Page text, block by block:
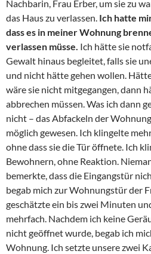
Nachbarin, Frau Erber, um sie zu
das Haus zu verlassen. Ich hatte
dass es in meiner Wohnung
verlassen müsse. Ich hätte sie
Gewalt hinaus begleitet, falls sie
und nicht hätte gehen wollen.
wäre sie nicht mitgegangen, dann
abbrechen müssen. Was ich dann
nicht – das Abfackeln der
möglich gewesen. Ich klingelte
ohne dass sie die Tür öffnete. Ich
Bewohnern, ohne Reaktion.
bemerkte, dass die Eingangstür
begab mich zur Wohnungstür der
geschätzte ein bis zwei Minuten
mehrfach. Nachdem ich keine
nicht geöffnet wurde, begab ich
Wohnung. Ich setzte unsere zwei